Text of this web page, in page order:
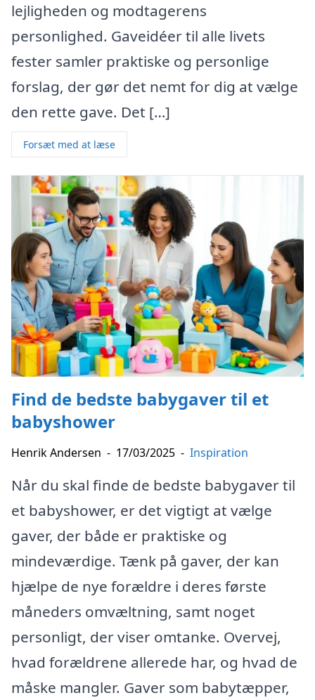
lejligheden og modtagerens
personlighed. Gaveidéer til alle livets
fester samler praktiske og personlige
forslag, der gør det nemt for dig at vælge
den rette gave. Det […]
Forsæt med at læse
Find de bedste babygaver til et
babyshower
Henrik Andersen - 17/03/2025 - Inspiration
Når du skal finde de bedste babygaver til
et babyshower, er det vigtigt at vælge
gaver, der både er praktiske og
mindeværdige. Tænk på gaver, der kan
hjælpe de nye forældre i deres første
måneders omvæltning, samt noget
personligt, der viser omtanke. Overvej,
hvad forældrene allerede har, og hvad de
måske mangler. Gaver som babytæpper,